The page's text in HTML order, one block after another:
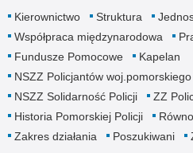
Kierownictwo Struktura
Współpraca międzynarodowa
Fundusze Pomocowe
Kapelan
NSZZ Policjantów woj.pomorskiego
NSZZ Solidarność Policji
ZZ
Historia Pomorskiej Policji
Zakres działania
Poszukiwani